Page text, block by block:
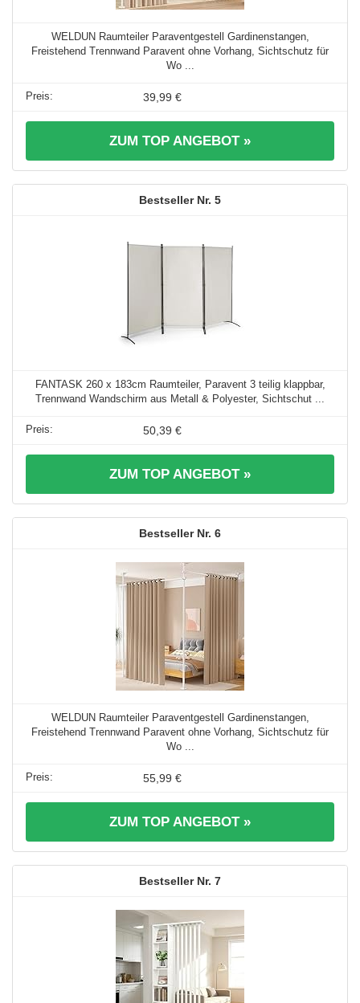
WELDUN Raumteiler Paraventgestell Gardinenstangen,
Freistehend Trennwand Paravent ohne Vorhang, Sichtschutz für
Wo ...
39,99 €
ZUM TOP ANGEBOT »
5
FANTASK 260 x 183cm Raumteiler, Paravent 3 teilig klappbar,
Trennwand Wandschirm aus Metall & Polyester, Sichtschut ...
50,39 €
ZUM TOP ANGEBOT »
6
WELDUN Raumteiler Paraventgestell Gardinenstangen,
Freistehend Trennwand Paravent ohne Vorhang, Sichtschutz für
Wo ...
55,99 €
ZUM TOP ANGEBOT »
7